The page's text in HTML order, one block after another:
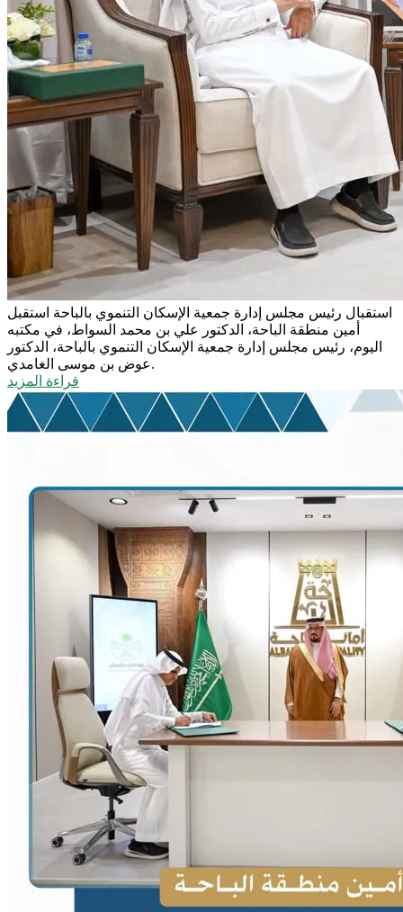
استقبال رئيس مجلس إدارة جمعية الإسكان التنموي بالباحة استقبل
أمين منطقة الباحة، الدكتور علي بن محمد السواط، في مكتبه
اليوم، رئيس مجلس إدارة جمعية الإسكان التنموي بالباحة، الدكتور
عوض بن موسى الغامدي.
قراءة المزيد